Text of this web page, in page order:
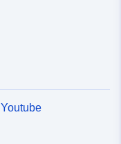
Youtube